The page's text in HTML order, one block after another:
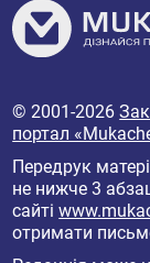
© 2001-2026
портал
Передрук
не нижче 3
сайті
отримати